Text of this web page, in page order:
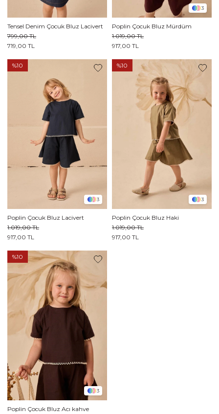
Tensel Denim Çocuk Bluz Lacivert
719,00 TL
799,00 TL
3
Poplin Çocuk Bluz Mürdüm
917,00 TL
1.019,00 TL
3
Poplin Çocuk Bluz Lacivert
917,00 TL
1.019,00 TL
%10
3
Poplin Çocuk Bluz Haki
917,00 TL
1.019,00 TL
%10
3
Poplin Çocuk Bluz Acı kahve
%10